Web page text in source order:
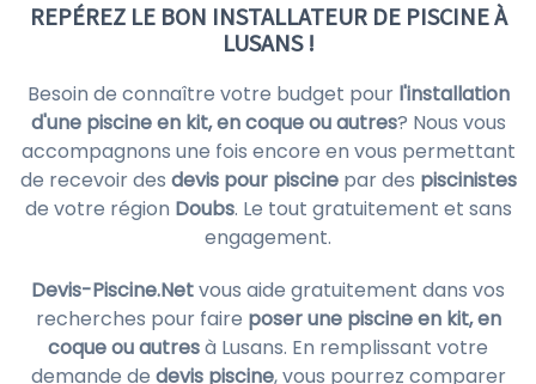
REPÉREZ LE BON INSTALLATEUR DE PISCINE À
LUSANS !
Besoin de connaître votre budget pour l'installation
d'une piscine en kit, en coque ou autres? Nous vous
accompagnons une fois encore en vous permettant
de recevoir des devis pour piscinepar des piscinistes
de votre région Doubs. Le tout gratuitement et sans
engagement.
Devis-Piscine.Netvous aide gratuitement dans vos
recherches pour faire poser une piscine en kit, en
coque ou autresà Lusans. En remplissant votre
demande de devis piscine, vous pourrez comparer